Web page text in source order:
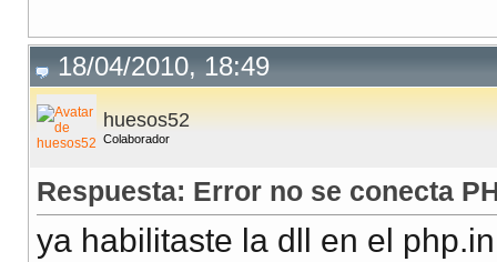
18/04/2010, 18:49
huesos52
Colaborador
Respuesta: Error no se conecta
ya habilitaste la dll en el